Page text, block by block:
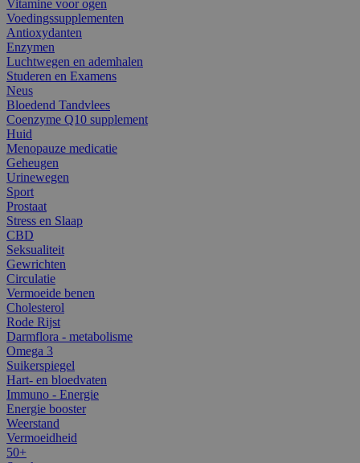
Vitamine voor ogen
Voedingssupplementen
Antioxydanten
Enzymen
Luchtwegen en ademhalen
Studeren en Examens
Neus
Bloedend Tandvlees
Coenzyme Q10 supplement
Huid
Menopauze medicatie
Geheugen
Urinewegen
Sport
Prostaat
Stress en Slaap
CBD
Seksualiteit
Gewrichten
Circulatie
Vermoeide benen
Cholesterol
Rode Rijst
Darmflora - metabolisme
Omega 3
Suikerspiegel
Hart- en bloedvaten
Immuno - Energie
Energie booster
Weerstand
Vermoeidheid
50+